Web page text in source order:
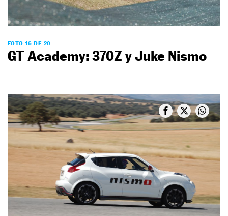
FOTO 16 DE 20
GT Academy: 370Z y Juke Nismo